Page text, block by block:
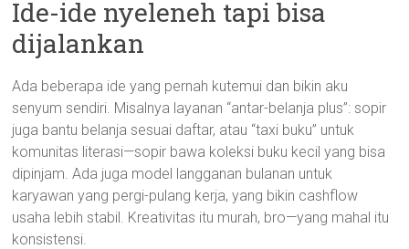
Ide-ide nyeleneh tapi bisa
dijalankan
Ada beberapa ide yang pernah kutemui dan bikin aku
senyum sendiri. Misalnya layanan “antar-belanja plus”: sopir
juga bantu belanja sesuai daftar, atau “taxi buku” untuk
komunitas literasi—sopir bawa koleksi buku kecil yang bisa
dipinjam. Ada juga model langganan bulanan untuk
karyawan yang pergi-pulang kerja, yang bikin cashflow
usaha lebih stabil. Kreativitas itu murah, bro—yang mahal itu
konsistensi.